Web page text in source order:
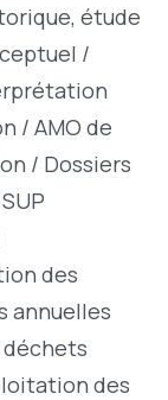
étude
/
/ AMO de
/ Dossiers
des
annuelles
déchets
des